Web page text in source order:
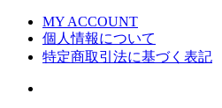
MY ACCOUNT
個人情報について
特定商取引法に基づく表記